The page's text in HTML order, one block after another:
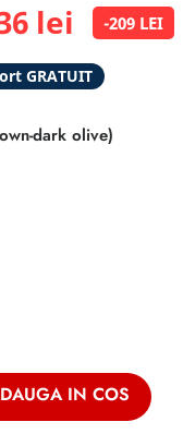
lei -209 LEI
GRATUIT
IN COS